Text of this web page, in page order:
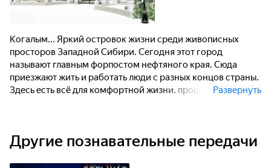
Когалым... Яркий островок жизни среди живописных
просторов Западной Сибири. Сегодня этот город
называют главным форпостом нефтяного края. Сюда
приезжают жить и работать люди с разных концов страны.
Здесь есть всё для комфортной жизни, процветаетРазвернуть
Другие познавательные передачи